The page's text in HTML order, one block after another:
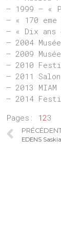
– 1999 – «
– « 170
– « Dix ans
– 2004
– 2009
– 2010
– 2011
– 2013
– 2014
Pages:
123
EDENS Saskia